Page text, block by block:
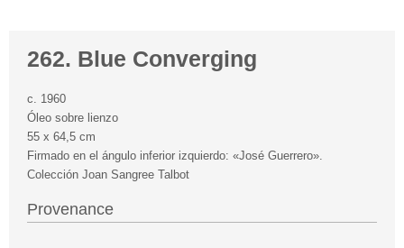
262. Blue Converging
c. 1960
Óleo sobre lienzo
55 x 64,5 cm
Firmado en el ángulo inferior izquierdo: «José Guerrero».
Colección Joan Sangree Talbot
Provenance